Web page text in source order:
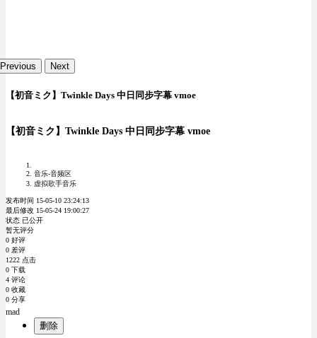
Previous Next
【初音ミク】Twinkle Days 中日同步字幕 vmoe
【初音ミク】Twinkle Days 中日同步字幕 vmoe
音乐-音频区
虚拟歌手音乐
发布时间 15-05-10 23:24:13
最后修改 15-05-24 19:00:27
状态 已公开
暂无评分
0 好评
0 差评
1222 点击
0 下载
4 评论
0 收藏
0 分享
mad
删除